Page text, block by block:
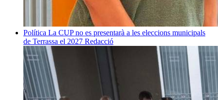
Política La CUP no es presentarà a les eleccions municipals
de Terrassa el 2027 Redacció